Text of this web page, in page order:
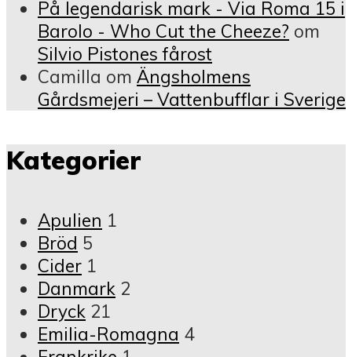
På legendarisk mark - Via Roma 15 i
Barolo - Who Cut the Cheeze? om
Silvio Pistones fårost
Camilla om Ängsholmens
Gårdsmejeri – Vattenbufflar i Sverige
Kategorier
Apulien 1
Bröd 5
Cider 1
Danmark 2
Dryck 21
Emilia-Romagna 4